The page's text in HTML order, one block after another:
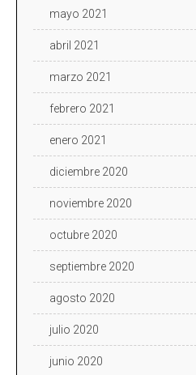
mayo 2021
abril 2021
marzo 2021
febrero 2021
enero 2021
diciembre 2020
noviembre 2020
octubre 2020
septiembre 2020
agosto 2020
julio 2020
junio 2020